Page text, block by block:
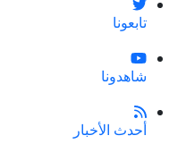
تابعونا
شاهدونا
أحدث الأخبار